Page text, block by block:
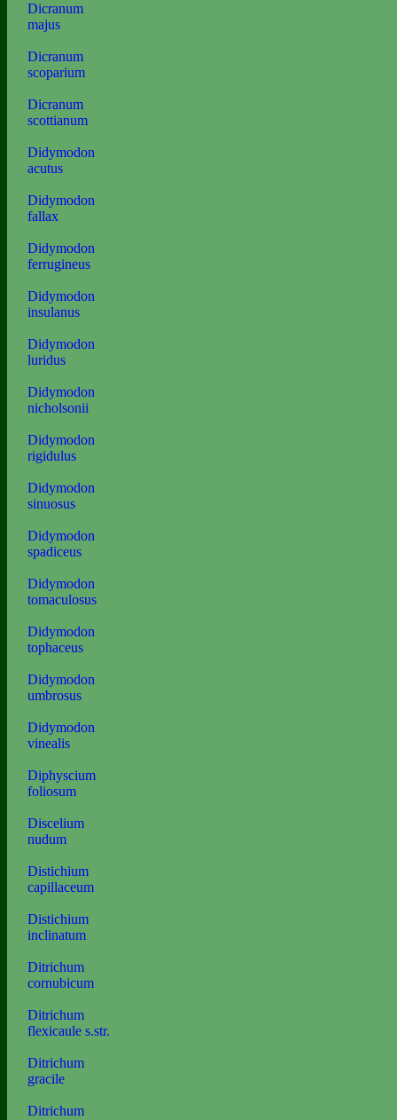
Dicranum
majus
Dicranum
scoparium
Dicranum
scottianum
Didymodon
acutus
Didymodon
fallax
Didymodon
ferrugineus
Didymodon
insulanus
Didymodon
luridus
Didymodon
nicholsonii
Didymodon
rigidulus
Didymodon
sinuosus
Didymodon
spadiceus
Didymodon
tomaculosus
Didymodon
tophaceus
Didymodon
umbrosus
Didymodon
vinealis
Diphyscium
foliosum
Discelium
nudum
Distichium
capillaceum
Distichium
inclinatum
Ditrichum
cornubicum
Ditrichum
flexicaule s.str.
Ditrichum
gracile
Ditrichum